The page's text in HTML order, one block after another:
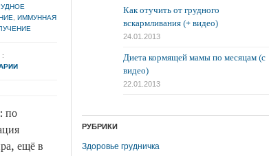
ИММУННАЯ
:
по
ещё в
Как отучить от грудного
вскармливания (+ видео)
24.01.2013
Диета кормящей мамы по месяцам (с
видео)
22.01.2013
РУБРИКИ
Здоровье грудничка